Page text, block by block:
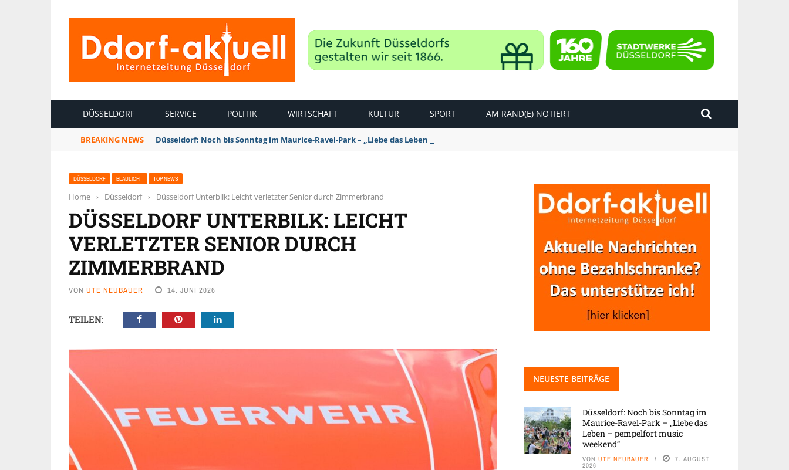
DÜSSELDORF SERVICE POLITIK WIRTSCHAFT KULTUR SPORT AM RAND(E) NOTIERT
BREAKING NEWS Düsseldorf: Noch bis Sonntag im Maurice-Ravel-Park – „Liebe das Leben – pempelfort music weekend“
DÜSSELDORF BLAULICHT TOP NEWS
Home › Düsseldorf › Düsseldorf Unterbilk: Leicht verletzter Senior durch Zimmerbrand
DÜSSELDORF UNTERBILK: LEICHT
VERLETZTER SENIOR DURCH
ZIMMERBRAND
VON UTE NEUBAUER 14. JUNI 2026
TEILEN:
NEUESTE BEITRÄGE
Düsseldorf: Noch bis Sonntag im
Maurice-Ravel-Park – „Liebe das
Leben – pempelfort music
weekend“
VON UTE NEUBAUER 7. AUGUST
2026